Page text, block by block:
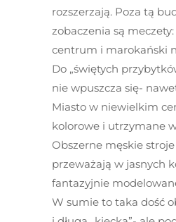
rozszerzają. Poza tą
zobaczenia są
centrum i marokański
Do „świętych
nie wpuszcza się-
Miasto w niewielkim
kolorowe i utrzymane
Obszerne męskie
przeważają w jasnych
fantazyjnie
W sumie to taka dość